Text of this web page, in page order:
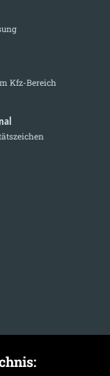
Kfz-Bereich